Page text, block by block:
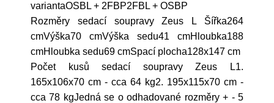
variantaOSBL + 2FBP2FBL + OSBP
Rozměry sedací soupravy Zeus L Šířka264
cmVýška70 cmVýška sedu41 cmHloubka188
cmHloubka sedu69 cmSpací plocha128x147 cm
Počet kusů sedací soupravy Zeus L1.
165x106x70 cm - cca 64 kg2. 195x115x70 cm -
cca 78 kgJedná se o odhadované rozměry + - 5